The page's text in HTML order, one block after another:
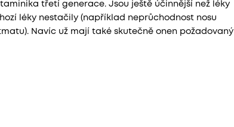
třetí generace. Jsou ještě účinnější než léky
léky nestačily (například neprůchodnost nosu
Navíc už mají také skutečně onen požadovaný